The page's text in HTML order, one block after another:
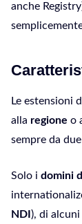
anche
Le estensioni
alla regione o
sempre da
Solo i domini
NDI ), di alcuni